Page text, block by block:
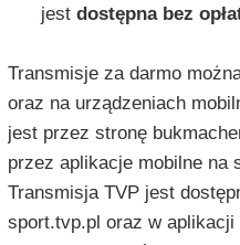
jest dostępna bez
Transmisje za darmo
oraz na urządzeniach
jest przez stronę
przez aplikacje mobilne na
Transmisja TVP jest
sport.tvp.pl oraz w